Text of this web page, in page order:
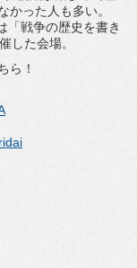
かった人も多い。
戦争の歴史を書き
した会場。
ら！